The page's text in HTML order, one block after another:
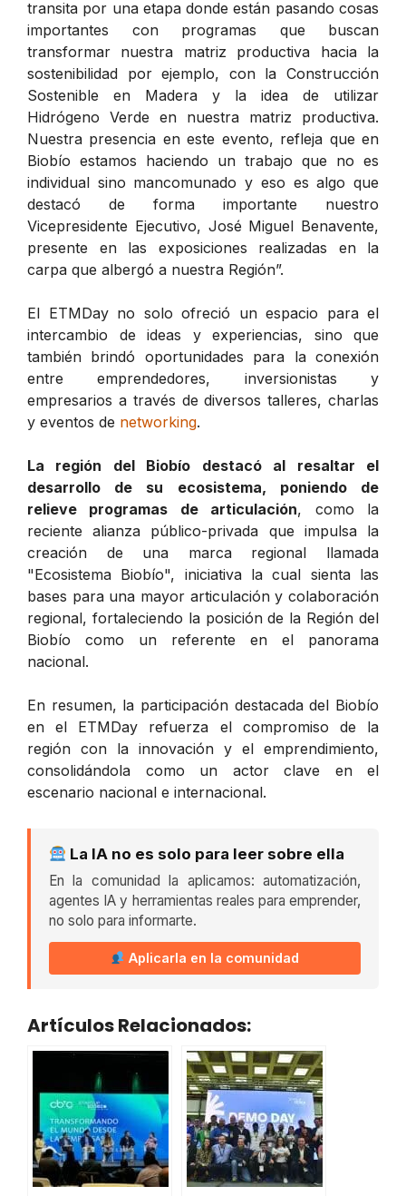
transita por una etapa donde están pasando cosas
importantes con programas que buscan
transformar nuestra matriz productiva hacia la
sostenibilidad por ejemplo, con la Construcción
Sostenible en Madera y la idea de utilizar
Hidrógeno Verde en nuestra matriz productiva.
Nuestra presencia en este evento, refleja que en
Biobío estamos haciendo un trabajo que no es
individual sino mancomunado y eso es algo que
destacó de forma importante nuestro
Vicepresidente Ejecutivo, José Miguel Benavente,
presente en las exposiciones realizadas en la
carpa que albergó a nuestra Región”.
El ETMDay no solo ofreció un espacio para el
intercambio de ideas y experiencias, sino que
también brindó oportunidades para la conexión
entre emprendedores, inversionistas y
empresarios a través de diversos talleres, charlas
y eventos de networking.
La región del Biobío destacó al resaltar el
desarrollo de su ecosistema, poniendo de
relieve programas de articulación, como la
reciente alianza público-privada que impulsa la
creación de una marca regional llamada
"Ecosistema Biobío", iniciativa la cual sienta las
bases para una mayor articulación y colaboración
regional, fortaleciendo la posición de la Región del
Biobío como un referente en el panorama
nacional.
En resumen, la participación destacada del Biobío
en el ETMDay refuerza el compromiso de la
región con la innovación y el emprendimiento,
consolidándola como un actor clave en el
escenario nacional e internacional.
La IA no es solo para leer sobre ella
En la comunidad la aplicamos: automatización,
agentes IA y herramientas reales para emprender,
no solo para informarte.
Aplicarla en la comunidad
Artículos Relacionados: